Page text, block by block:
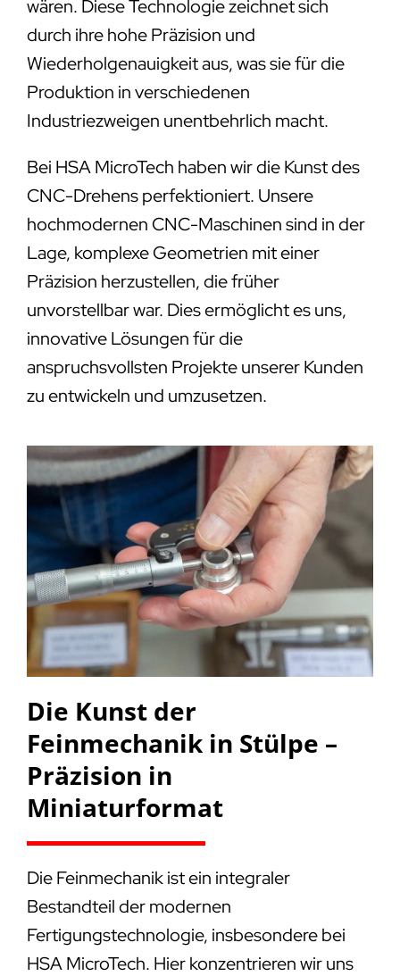
wären. Diese Technologie zeichnet sich
durch ihre hohe Präzision und
Wiederholgenauigkeit aus, was sie für die
Produktion in verschiedenen
Industriezweigen unentbehrlich macht.
Bei HSA MicroTech haben wir die Kunst des
CNC-Drehens perfektioniert. Unsere
hochmodernen CNC-Maschinen sind in der
Lage, komplexe Geometrien mit einer
Präzision herzustellen, die früher
unvorstellbar war. Dies ermöglicht es uns,
innovative Lösungen für die
anspruchsvollsten Projekte unserer Kunden
zu entwickeln und umzusetzen.
Die Kunst der
Feinmechanik in Stülpe –
Präzision in
Miniaturformat
Die Feinmechanik ist ein integraler
Bestandteil der modernen
Fertigungstechnologie, insbesondere bei
HSA MicroTech. Hier konzentrieren wir uns